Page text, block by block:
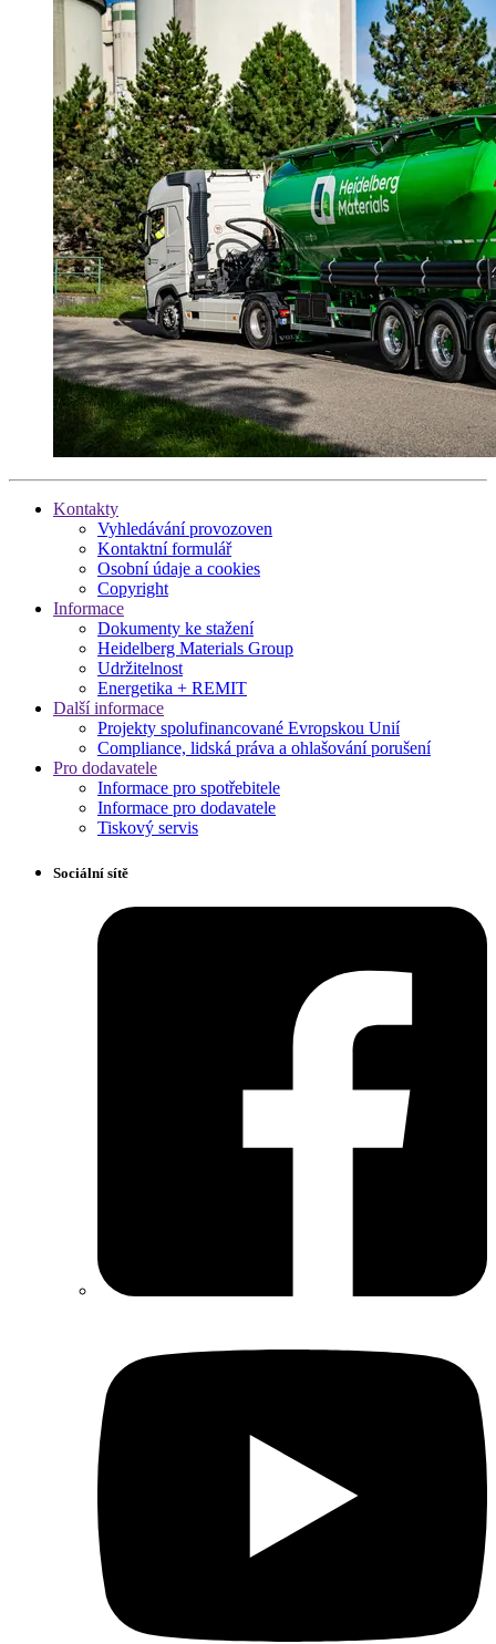
Kontakty
Vyhledávání provozoven
Kontaktní formulář
Osobní údaje a cookies
Copyright
Informace
Dokumenty ke stažení
Heidelberg Materials Group
Udržitelnost
Energetika + REMIT
Další informace
Projekty spolufinancované Evropskou Unií
Compliance, lidská práva a ohlašování porušení
Pro dodavatele
Informace pro spotřebitele
Informace pro dodavatele
Tiskový servis
Sociální sítě